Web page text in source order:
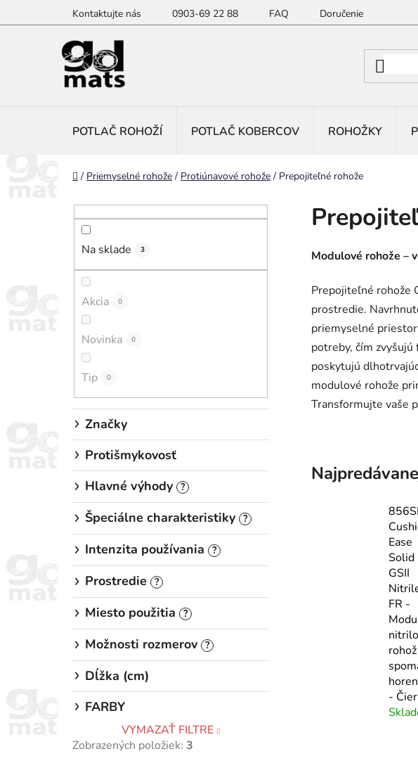
na
Kontaktujte nás 0903-69 22 88 FAQ Doručenie
POTLAČ ROHOŽÍ POTLAČ KOBERCOV ROHOŽKY
Domov
/ Priemyselné rohože / Protiúnavové rohože / Prepojiteľné rohože
Na sklade 3
Akcia 0
Novinka 0
Tip 0
Značky
Protišmykovosť
Hlavné výhody ?
Špeciálne charakteristiky ?
Intenzita používania ?
Prostredie ?
Miesto použitia ?
Možnosti rozmerov ?
Dĺžka (cm)
FARBY
VYMAZAŤ FILTRE
Zobrazených položiek: 3
Modulové rohože –
Prepojiteľné rohože
prostredie.
priemyselné
potreby, čím
poskytujú
modulové rohože
Transformujte vaše
Ease
Solid
GSII
FR -
rohož
-